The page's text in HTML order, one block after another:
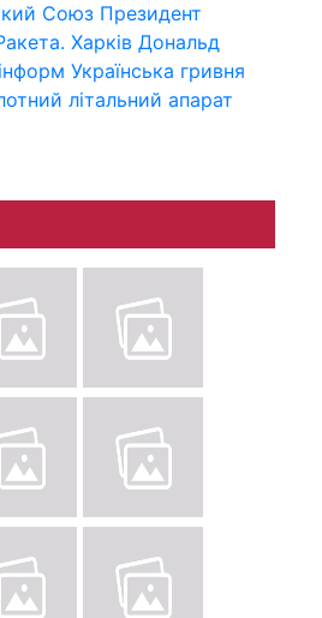
Союз Президент
Харків Дональд
Українська гривня
літальний апарат